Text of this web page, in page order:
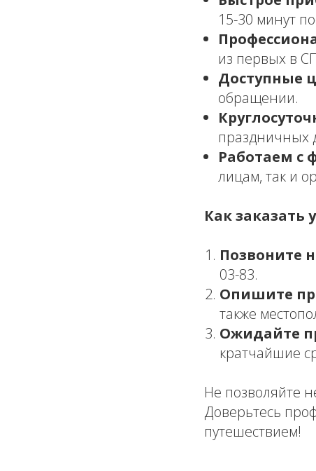
15-30 минут
из первых в
Доступные
обращении.
праздничных
Работаем с
лицам, так и
Как заказать
Позвоните
03-83.
Опишите
также
Ожидайте
кратчайшие
Не позволяйте
Доверьтесь
путешествием!